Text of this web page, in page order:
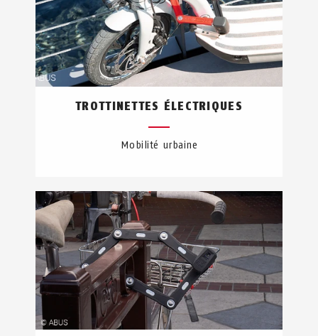
TROTTINETTES ÉLECTRIQUES
Mobilité urbaine